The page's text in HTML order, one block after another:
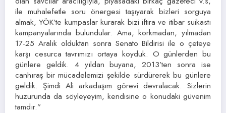
ile muhalefetle soru önergesi taşıyarak bizleri sorguya
almak, YÖK’te kumpaslar kurarak bizi iftira ve itibar suikastı
kampanyalarında bulundular. Ama, korkmadan, yılmadan
17-25 Aralık olduktan sonra Senato Bildirisi ile o çeteye
karşı cesurca tavrımızı ortaya koyduk. O günlerden bu
günlere geldik. 4 yıldan buyana, 2013’ten sonra ise
canhıraş bir mücadelemizi şekilde sürdürerek bu günlere
geldik. Şimdi Ali arkadaşım görevi devralacak. Sizlerin
huzurunda da söyleyeyim, kendisine o konudaki güvenim
tamdır.”